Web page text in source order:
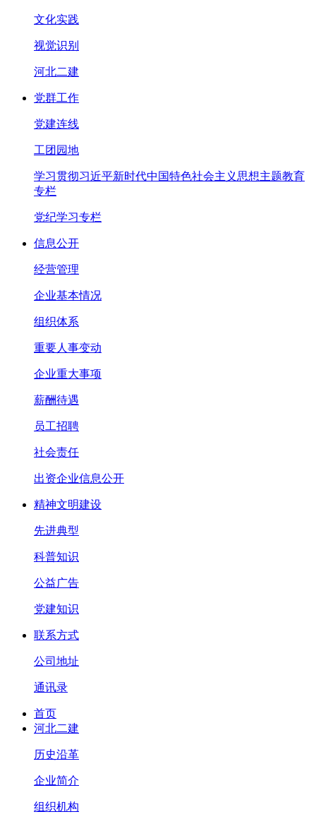
文化实践
视觉识别
河北二建
党群工作
党建连线
工团园地
学习贯彻习近平新时代中国特色社会主义思想主题教育
专栏
党纪学习专栏
信息公开
经营管理
企业基本情况
组织体系
重要人事变动
企业重大事项
薪酬待遇
员工招聘
社会责任
出资企业信息公开
精神文明建设
先进典型
科普知识
公益广告
党建知识
联系方式
公司地址
通讯录
首页
河北二建
历史沿革
企业简介
组织机构